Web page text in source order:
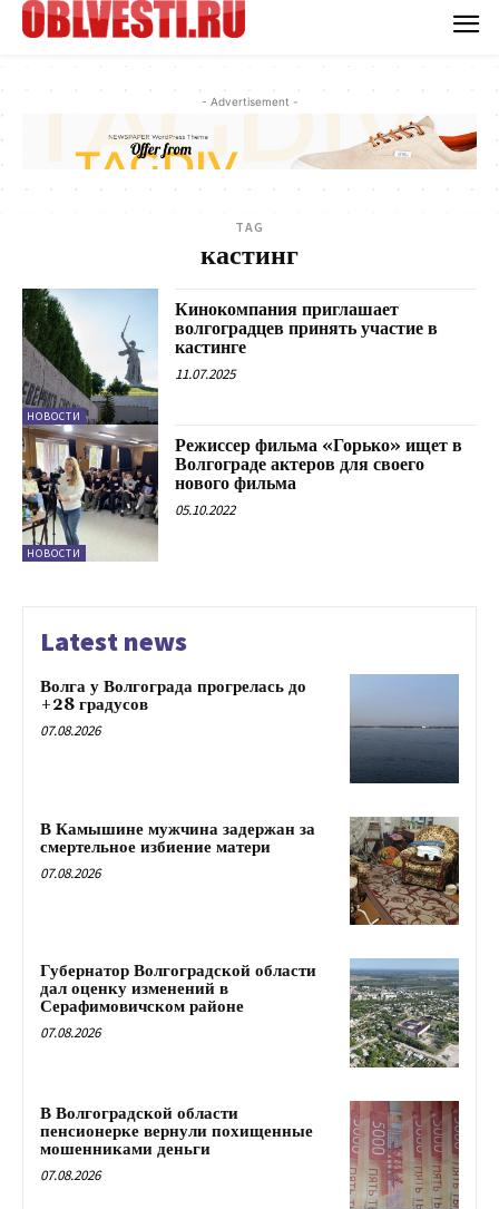
- Advertisement -
TAG
кастинг
НОВОСТИ
Кинокомпания приглашает
волгоградцев принять участие в
кастинге
11.07.2025
НОВОСТИ
Режиссер фильма «Горько» ищет в
Волгограде актеров для своего
нового фильма
05.10.2022
Latest news
Волга у Волгограда прогрелась до
+28 градусов
07.08.2026
В Камышине мужчина задержан за
смертельное избиение матери
07.08.2026
Губернатор Волгоградской области
дал оценку изменений в
Серафимовичском районе
07.08.2026
В Волгоградской области
пенсионерке вернули похищенные
мошенниками деньги
07.08.2026